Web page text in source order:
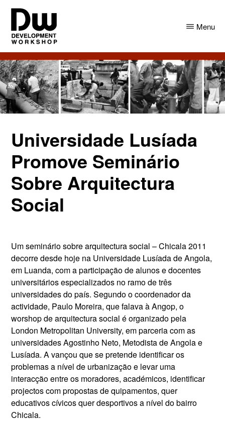
Skip
main
content
Skip
primary
sidebar
DW
Angola
Development
Workshop
Angola
Menu
Universidade Lusíada
Promove Seminário
Sobre Arquitectura
Social
Um seminário sobre arquitectura social – Chicala 2011
decorre desde hoje na Universidade Lusíada de Angola,
em Luanda, com a participação de alunos e docentes
universitários especializados no ramo de três
universidades do país. Segundo o coordenador da
actividade, Paulo Moreira, que falava à Angop, o
worshop de arquitectura social é organizado pela
London Metropolitan University, em parceria com as
universidades Agostinho Neto, Metodista de Angola e
Lusíada. A vançou que se pretende identificar os
problemas a nível de urbanização e levar uma
interacção entre os moradores, académicos, identificar
projectos com propostas de quipamentos, quer
educativos cívicos quer desportivos a nível do bairro
Chicala.